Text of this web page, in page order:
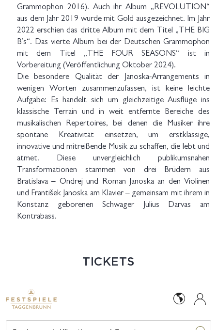
Grammophon 2016). Auch ihr Album „REVOLUTION“
aus dem Jahr 2019 wurde mit Gold ausgezeichnet. Im Jahr
2022 erschien das dritte Album mit dem Titel „THE BIG
B’s“. Das vierte Album bei der Deutschen Grammophon
mit dem Titel „THE FOUR SEASONS“ ist in
Vorbereitung (Veröffentlichung Oktober 2024).
Die besondere Qualität der Janoska-Arrangements in
wenigen Worten zusammenzufassen, ist keine leichte
Aufgabe: Es handelt sich um gleichzeitige Ausflüge ins
klassische Terrain und in weit entfernte Bereiche des
musikalischen Repertoires, bei denen die Musiker ihre
spontane Kreativität einsetzen, um erstklassige,
innovative und mitreißende Musik zu schaffen, die lebt und
atmet. Diese unvergleichlich publikumsnahen
Transformationen stammen von drei Brüdern aus
Bratislava – Ondrej und Roman Janoska an den Violinen
und František Janoska am Klavier – gemeinsam mit ihrem in
Konstanz geborenen Schwager Julius Darvas am
Kontrabass.
TICKETS